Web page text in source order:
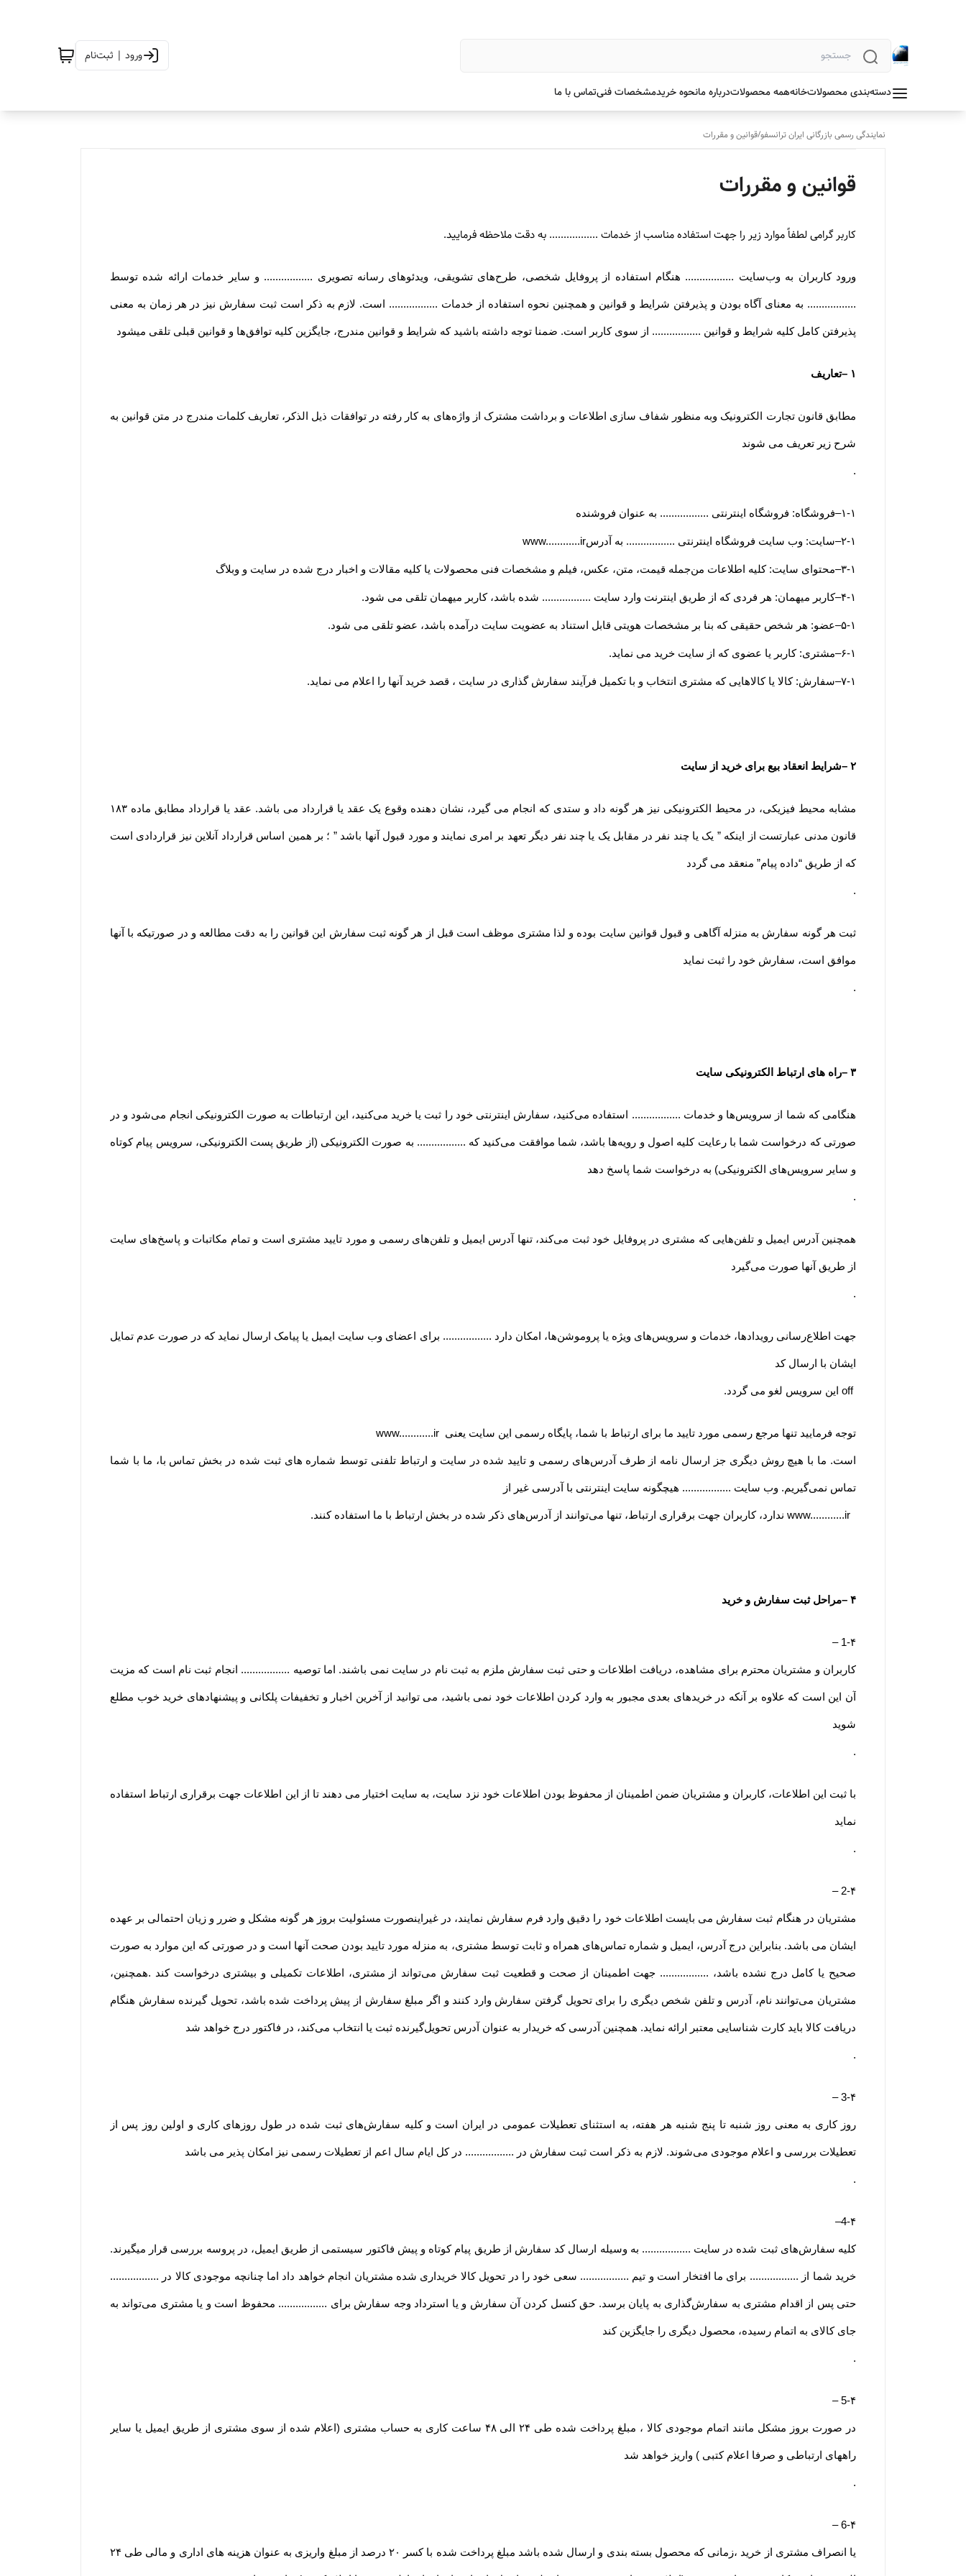
ورود | ثبت‌نام
دسته‌بندی محصولاتخانههمه محصولاتدرباره مانحوه خریدمشخصات فنیتماس با ما
نمایندگی رسمی بازرگانی ایران ترانسفو/قوانین و مقررات
قوانین و مقررات
کاربر گرامی لطفاً موارد زیر را جهت استفاده مناسب از خدمات ................. به دقت ملاحظه فرمایید.
ورود کاربران به وب‏‌سایت ................. هنگام استفاده از پروفایل شخصی، طرح‏‌های تشویقی، ویدئوهای رسانه تصویری ................. و سایر خدمات ارائه شده توسط
................. به معنای آگاه بودن و پذیرفتن شرایط و قوانین و همچنین نحوه استفاده از خدمات ................. است. لازم به ذکر است ثبت سفارش نیز در هر زمان به معنی
پذیرفتن کامل کلیه شرایط و قوانین ................. از سوی کاربر است. ضمنا توجه داشته باشید که شرایط و قوانین مندرج، جایگزین کلیه توافق‏‌ها و قوانین قبلی تلقی میشود
۱ –تعاریف
مطابق قانون تجارت الکترونیک وبه منظور شفاف سازی اطلاعات و برداشت مشترک از واژه‌های به کار رفته در توافقات ذیل الذکر، تعاریف کلمات مندرج در متن قوانین به
شرح زیر تعریف می شوند
.
۱-۱–فروشگاه: فروشگاه اینترنتی ................. به عنوان فروشنده
۲-۱–سایت: وب سایت فروشگاه اینترنتی ................. به آدرسwww............ir
۳-۱–محتوای سایت: کلیه اطلاعات من‌جمله قیمت، متن، عکس، فیلم و مشخصات فنی محصولات یا کلیه مقالات و اخبار درج شده در سایت و وبلاگ
۴-۱–کاربر میهمان: هر فردی که از طریق اینترنت وارد سایت ................. شده باشد، کاربر میهمان تلقی می شود.
۵-۱–عضو: هر شخص حقیقی که بنا بر مشخصات هویتی قابل استناد به عضویت سایت درآمده باشد، عضو تلقی می شود.
۶-۱–مشتری: کاربر یا عضوی که از سایت خرید می نماید.
۷-۱–سفارش: کالا یا کالاهایی که مشتری انتخاب و با تکمیل فرآیند سفارش گذاری در سایت ، قصد خرید آنها را اعلام می نماید.
۲ –شرایط انعقاد بیع برای خرید از سایت
مشابه محیط فیزیکی، در محیط الکترونیکی نیز هر گونه داد و ستدی که انجام می گیرد، نشان دهنده وقوع یک عقد یا قرارداد می باشد. عقد یا قرارداد مطابق ماده ۱۸۳
قانون مدنی عبارتست از اینکه ” یک یا چند نفر در مقابل یک یا چند نفر دیگر تعهد بر امری نمایند و مورد قبول آنها باشد ” ؛ بر همین اساس قرارداد آنلاین نیز قراردادی است
که از طریق “داده پیام” منعقد می گردد
.
ثبت هر گونه سفارش به منزله آگاهی و قبول قوانین سایت بوده و لذا مشتری موظف است قبل از هر گونه ثبت سفارش این قوانین را به دقت مطالعه و در صورتیکه با آنها
موافق است، سفارش خود را ثبت نماید
.
۳ –راه های ارتباط الکترونیکی سایت
هنگامی که شما از سرویس‌‏ها و خدمات ................. استفاده می‏‌کنید، سفارش اینترنتی خود را ثبت یا خرید می‏‌کنید، این ارتباطات به صورت الکترونیکی انجام می‏‌شود و در
صورتی که درخواست شما با رعایت کلیه اصول و رویه‏‌ها باشد، شما موافقت می‌‏کنید که ................. به صورت الکترونیکی (از طریق پست الکترونیکی، سرویس پیام کوتاه
و سایر سرویس‌های الکترونیکی) به درخواست شما پاسخ دهد
.
همچنین آدرس ایمیل و تلفن‌هایی که مشتری در پروفایل خود ثبت می‌کند، تنها آدرس ایمیل و تلفن‌های رسمی و مورد تایید مشتری است و تمام مکاتبات و پاسخ‌های سایت
از طریق آنها صورت می‌گیرد
.
جهت اطلاع‌رسانی رویدادها، خدمات و سرویس‌های ویژه یا پروموشن‌ها، امکان دارد ................. برای اعضای وب سایت ایمیل یا پیامک ارسال نماید که در صورت عدم تمایل
ایشان با ارسال کد
off این سرویس لغو می گردد.
توجه فرمایید تنها مرجع رسمی مورد تایید ما برای ارتباط با شما، پایگاه رسمی این سایت یعنی www............ir
است. ما با هیچ روش دیگری جز ارسال نامه از طرف آدرس‏‌های رسمی و تایید شده در سایت و ارتباط تلفنی توسط شماره های ثبت شده در بخش تماس با، ما با شما
تماس نمی‌‏گیریم. وب سایت ................. هیچگونه سایت اینترنتی با آدرسی غیر از
www............ir ندارد، کاربران جهت برقراری ارتباط، تنها می‏‌توانند از آدرس‌‏های ذکر شده در بخش ارتباط با ما استفاده کنند.
۴ –مراحل ثبت سفارش و خرید
1-۴ –
کاربران و مشتریان محترم برای مشاهده، دریافت اطلاعات و حتی ثبت سفارش ملزم به ثبت نام در سایت نمی باشند. اما توصیه ................. انجام ثبت نام است که مزیت
آن این است که علاوه بر آنکه در خریدهای بعدی مجبور به وارد کردن اطلاعات خود نمی باشید، می توانید از آخرین اخبار و تخفیفات پلکانی و پیشنهادهای خرید خوب مطلع
شوید
.
با ثبت این اطلاعات، کاربران و مشتریان ضمن اطمینان از محفوظ بودن اطلاعات خود نزد سایت، به سایت اختیار می دهند تا از این اطلاعات جهت برقراری ارتباط استفاده
نماید
.
2-۴ –
مشتریان در هنگام ثبت سفارش می بایست اطلاعات خود را دقیق وارد فرم سفارش نمایند، در غیراینصورت مسئولیت بروز هر گونه مشکل و ضرر و زیان احتمالی بر عهده
ایشان می باشد. بنابراین درج آدرس، ایمیل و شماره تماس‌های همراه و ثابت توسط مشتری، به منزله مورد تایید بودن صحت آنها است و در صورتی که این موارد به صورت
صحیح یا کامل درج نشده باشد، ................. جهت اطمینان از صحت و قطعیت ثبت سفارش می‌تواند از مشتری، اطلاعات تکمیلی و بیشتری درخواست کند .همچنین،
مشتریان می‌توانند نام، آدرس و تلفن شخص دیگری را برای تحویل گرفتن سفارش وارد کنند و اگر مبلغ سفارش از پیش پرداخت شده باشد، تحویل گیرنده سفارش هنگام
دریافت کالا باید کارت شناسایی معتبر ارائه نماید. همچنین آدرسی که خریدار به عنوان آدرس تحویل‌گیرنده ثبت یا انتخاب می‌کند، در فاکتور درج خواهد شد
.
3-۴–
روز کاری به معنی روز شنبه تا پنج شنبه هر هفته، به استثنای تعطیلات عمومی در ایران است و کلیه سفارش‏‌های ثبت شده در طول روزهای کاری و اولین روز پس از
تعطیلات بررسی و اعلام موجودی می‌‏شوند. لازم به ذکر است ثبت سفارش در ................. در کل ایام سال اعم از تعطیلات رسمی نیز امکان پذیر می باشد
.
4-۴–
کلیه سفارش‌‏های ثبت شده در سایت ................. به وسیله ارسال کد سفارش از طریق پیام کوتاه و پیش فاکتور سیستمی از طریق ایمیل، در پروسه بررسی قرار میگیرند.
خرید شما از ................. برای ما افتخار است و تیم ................. سعی خود را در تحویل کالا خریداری شده مشتریان انجام خواهد داد اما چنانچه موجودی کالا در .................
حتی پس از اقدام مشتری به سفارش‌‏گذاری به پایان برسد. حق کنسل کردن آن سفارش و یا استرداد وجه سفارش برای ................. محفوظ است و یا مشتری می‏‌تواند به
جای کالای به اتمام رسیده، محصول دیگری را جایگزین کند
.
5-۴–
در صورت بروز مشکل مانند اتمام موجودی کالا ، مبلغ پرداخت شده طی ۲۴ الی ۴۸ ساعت کاری به حساب مشتری (اعلام شده از سوی مشتری از طریق ایمیل یا سایر
راههای ارتباطی و صرفا اعلام کتبی ) واریز خواهد شد
.
6-۴–
یا انصراف مشتری از خرید ،زمانی که محصول بسته بندی و ارسال شده باشد مبلغ پرداخت شده با کسر ۲۰ درصد از مبلغ واریزی به عنوان هزینه های اداری و مالی طی ۲۴